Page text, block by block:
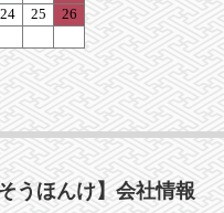
うほんけ】会社情報